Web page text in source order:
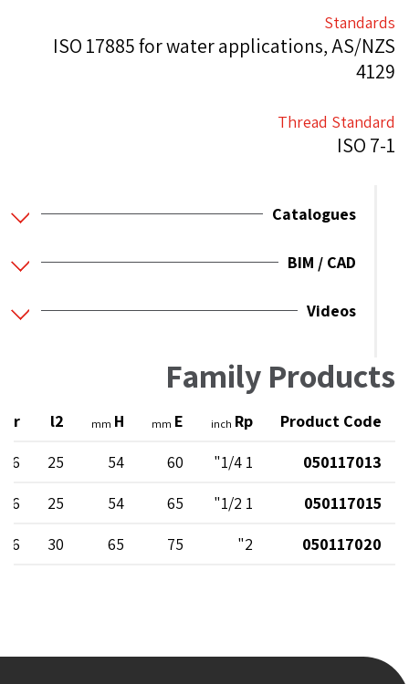
Standards
ISO 17885 for water applications, AS/NZS
4129
Thread Standard
ISO 7-1
Catalogues
BIM / CAD
Videos
Family Products
Product Code
Rp
inch
E
mm
H
mm
l2
050117013
1 1/4"
60
54
25
16
050117015
1 1/2"
65
54
25
16
050117020
2"
75
65
30
16